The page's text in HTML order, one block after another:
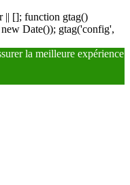
|| []; function gtag()
Date()); gtag('config',
la meilleure expérience